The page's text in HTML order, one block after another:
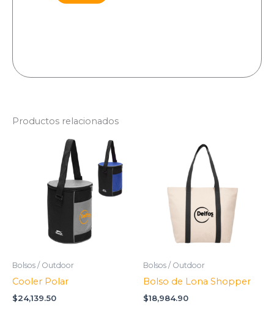
Productos relacionados
Bolsos / Outdoor
Cooler Polar
$24,139.50
Bolsos / Outdoor
Bolso de Lona Shopper
$18,984.90